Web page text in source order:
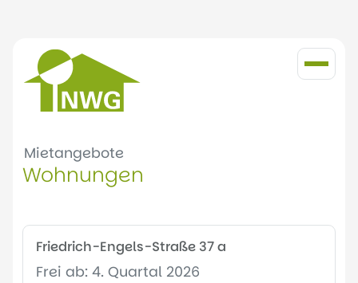
Mietangebote
Wohnungen
Friedrich-Engels-Straße 37 a
Frei ab: 4. Quartal 2026